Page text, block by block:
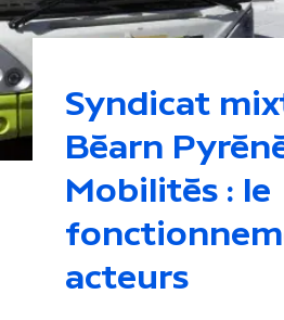
Syndicat
Béarn
Mobilités : le
acteurs